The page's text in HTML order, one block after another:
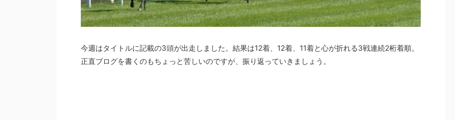
今週はタイトルに記載の3頭が出走しました。結果は12着、12着、11着と心が折れる3戦連続2桁着順。
正直ブログを書くのもちょっと苦しいのですが、振り返っていきましょう。